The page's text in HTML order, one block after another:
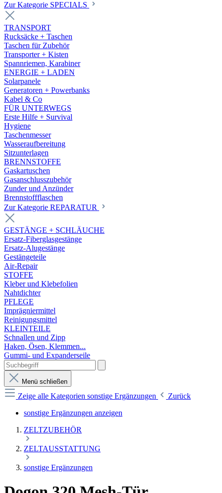
Zur Kategorie SPECIALS
TRANSPORT
Rucksäcke + Taschen
Taschen für Zubehör
Transporter + Kisten
Spannriemen, Karabiner
ENERGIE + LADEN
Solarpanele
Generatoren + Powerbanks
Kabel & Co
FÜR UNTERWEGS
Erste Hilfe + Survival
Hygiene
Taschenmesser
Wasseraufbereitung
Sitzunterlagen
BRENNSTOFFE
Gaskartuschen
Gasanschlusszubehör
Zunder und Anzünder
Brennstoffflaschen
Zur Kategorie REPARATUR
GESTÄNGE + SCHLÄUCHE
Ersatz-Fiberglasgestänge
Ersatz-Alugestänge
Gestängeteile
Air-Repair
STOFFE
Kleber und Klebefolien
Nahtdichter
PFLEGE
Imprägniermittel
Reinigungsmittel
KLEINTEILE
Schnallen und Zipp
Haken, Ösen, Klemmen...
Gummi- und Expanderseile
Menü schließen
Zeige alle Kategorien sonstige Ergänzungen
Zurück
sonstige Ergänzungen anzeigen
ZELTZUBEHÖR
ZELTAUSSTATTUNG
sonstige Ergänzungen